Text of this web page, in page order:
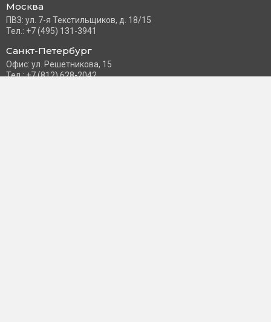
Москва
ПВЗ: ул. 7-я Текстильщиков, д. 18/15
Тел.: +7 (495) 131-3941
Санкт-Петербург
Офис: ул. Решетникова, 15
Тел.: +7 (812) 628-2042